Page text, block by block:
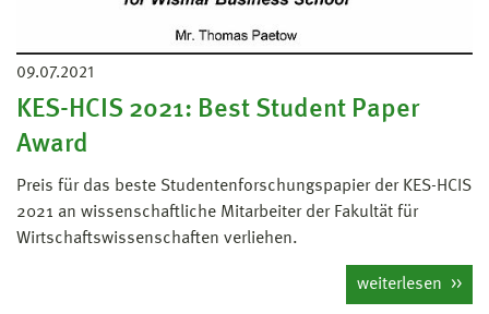
09.07.2021
KES-HCIS 2021: Best Student Paper
Award
Preis für das beste Studentenforschungspapier der KES-HCIS
2021 an wissenschaftliche Mitarbeiter der Fakultät für
Wirtschaftswissenschaften verliehen.
weiterlesen